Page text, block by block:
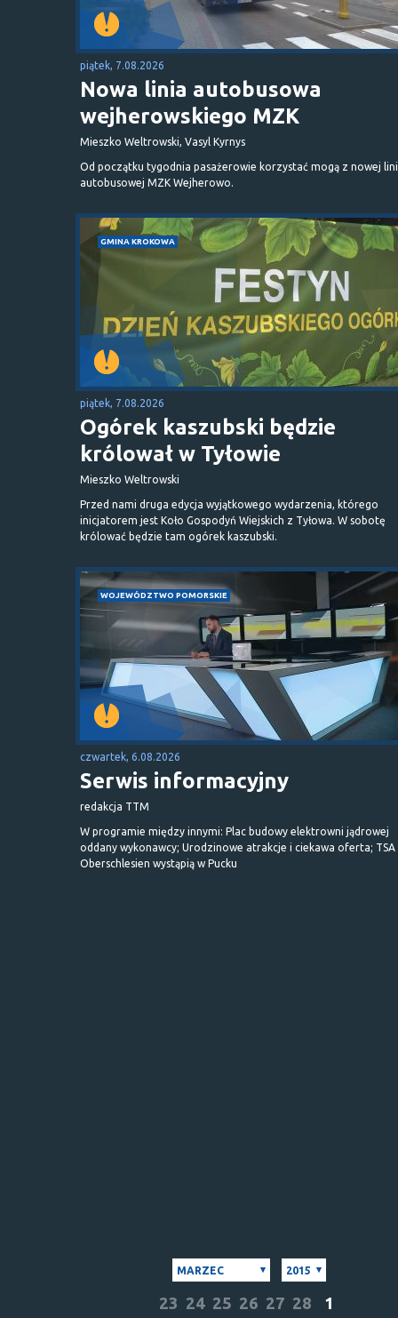
piątek, 7.08.2026
Nowa linia autobusowa
wejherowskiego MZK
Mieszko Weltrowski, Vasyl Kyrnys
Od początku tygodnia pasażerowie korzystać mogą z nowej
autobusowej MZK Wejherowo.
GMINA KROKOWA
piątek, 7.08.2026
Ogórek kaszubski będzie
królował w Tyłowie
Mieszko Weltrowski
Przed nami druga edycja wyjątkowego wydarzenia, którego
inicjatorem jest Koło Gospodyń Wiejskich z Tyłowa. W sobotę
królować będzie tam ogórek kaszubski.
WOJEWÓDZTWO POMORSKIE
czwartek, 6.08.2026
Serwis informacyjny
redakcja TTM
W programie między innymi: Plac budowy elektrowni jądrowej
oddany wykonawcy; Urodzinowe atrakcje i ciekawa oferta; TSA
Oberschlesien wystąpią w Pucku
MARZEC 2015
23 24 25 26 27 28
1